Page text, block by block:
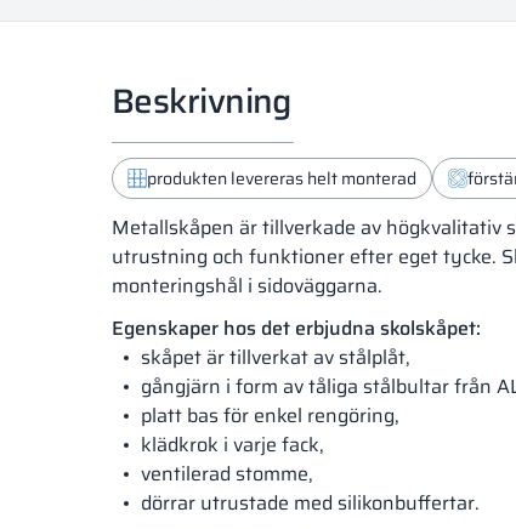
Beskrivning
produkten levereras helt monterad
Metallskåpen är tillverkade av högkvalitativ
utrustning och funktioner efter eget tycke.
monteringshål i sidoväggarna.
Egenskaper hos det erbjudna skolskåpet:
skåpet är tillverkat av stålplåt,
gångjärn i form av tåliga stålbultar från
platt bas för enkel rengöring,
klädkrok i varje fack,
ventilerad stomme,
dörrar utrustade med silikonbuffertar.